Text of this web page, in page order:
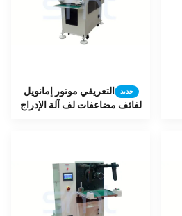
جديد
التعريفي موتور إمانويل
لفائف مضاعفات لف آلة الإدراج